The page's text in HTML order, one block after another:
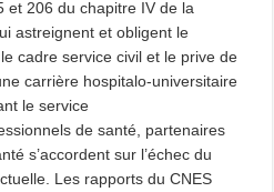
et 206 du chapitre IV de la
astreignent et obligent le
cadre service civil et le prive de
carrière hospitalo-universitaire
le service
de santé, partenaires
s’accordent sur l’échec du
Les rapports du CNES